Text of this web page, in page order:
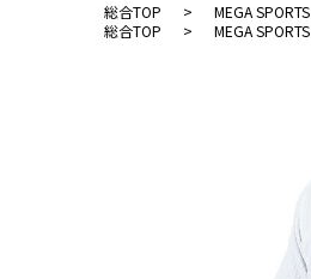
総合TOP > MEGA SPORTS
総合TOP
> MEGA SPORTS